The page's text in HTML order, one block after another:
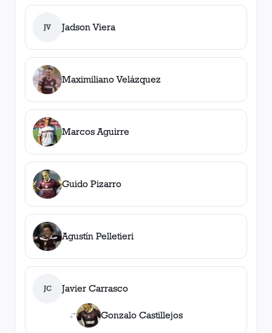
JV Jadson Viera
Maximiliano Velázquez
Marcos Aguirre
Guido Pizarro
Agustín Pelletieri
JC Javier Carrasco
Gonzalo Castillejos